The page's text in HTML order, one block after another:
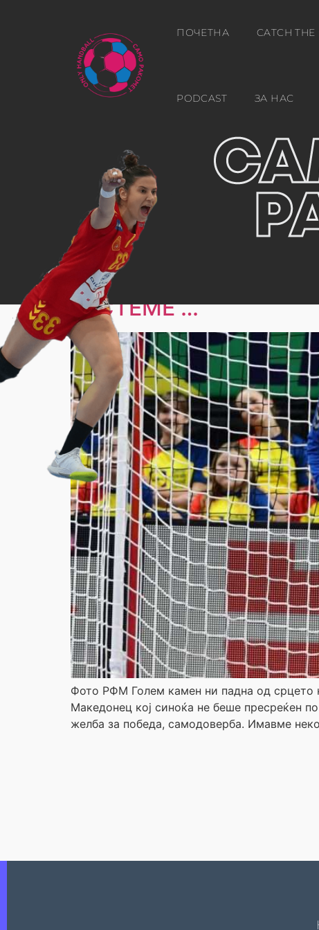
ПОЧЕТНА CATCH THE
PODCAST ЗА НАС
Ден:
РАСТЕМЕ …
Фото РФМ Голем камен ни падна од срцето
Македонец кој синоќа не беше пресреќен
желба за победа, самодоверба. Имавме